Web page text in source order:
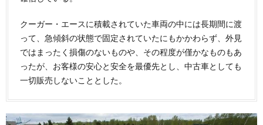
クーガー・エースに積載されていた車両の中には長期間に渡
って、急傾斜の状態で固定されていたにもかかわらず、外見
ではまったく損傷のないものや、その程度が僅かなものもあ
ったが、お客様の安心と安全を最優先とし、中古車としても
一切販売しないこととした。